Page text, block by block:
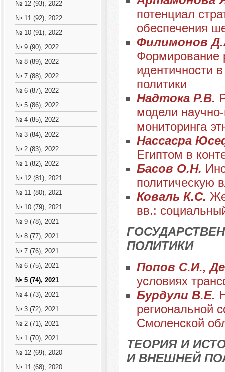
№ 12 (93), 2022
№ 11 (92), 2022
№ 10 (91), 2022
№ 9 (90), 2022
№ 8 (89), 2022
№ 7 (88), 2022
№ 6 (87), 2022
№ 5 (86), 2022
№ 4 (85), 2022
№ 3 (84), 2022
№ 2 (83), 2022
№ 1 (82), 2022
№ 12 (81), 2021
№ 11 (80), 2021
№ 10 (79), 2021
№ 9 (78), 2021
№ 8 (77), 2021
№ 7 (76), 2021
№ 6 (75), 2021
№ 5 (74), 2021
№ 4 (73), 2021
№ 3 (72), 2021
№ 2 (71), 2021
№ 1 (70), 2021
№ 12 (69), 2020
№ 11 (68), 2020
потенциал
обеспечения
Филимонов
Формирование
идентичности
политики
Надтока Р.В.
модели
мониторинга
Нассасра
Египтом в
Басов О.Н.
политическую
Коваль К.С.
вв.:
ПОЛИТИКИ
Попов С.И.,
условиях
Бурдули В.Е.
региональной
Смоленской
ТЕОРИЯ И
И ВНЕШНЕЙ